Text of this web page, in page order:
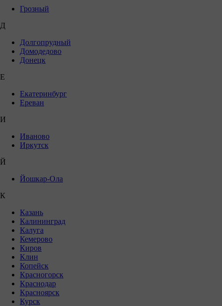
Грозный
Д
Долгопрудный
Домодедово
Донецк
Е
Екатеринбург
Ереван
И
Иваново
Иркутск
Й
Йошкар-Ола
К
Казань
Калининград
Калуга
Кемерово
Киров
Клин
Копейск
Красногорск
Краснодар
Красноярск
Курск